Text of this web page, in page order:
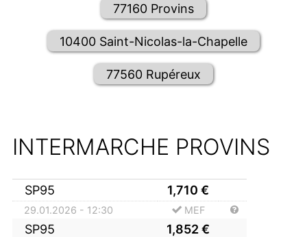
77160 Provins
10400 Saint-Nicolas-la-Chapelle
77560 Rupéreux
INTERMARCHE PROVINS
SP95 1,710 €
29.01.2026 - 12:30 MEF
SP95 1,852€